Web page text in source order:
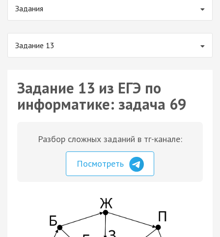
Задания
Задание 13
Задание 13 из ЕГЭ по
информатике: задача 69
Разбор сложных заданий в тг-канале:
Посмотреть